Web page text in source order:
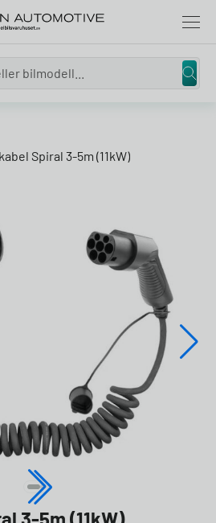
Spiral 3-5m (11kW)